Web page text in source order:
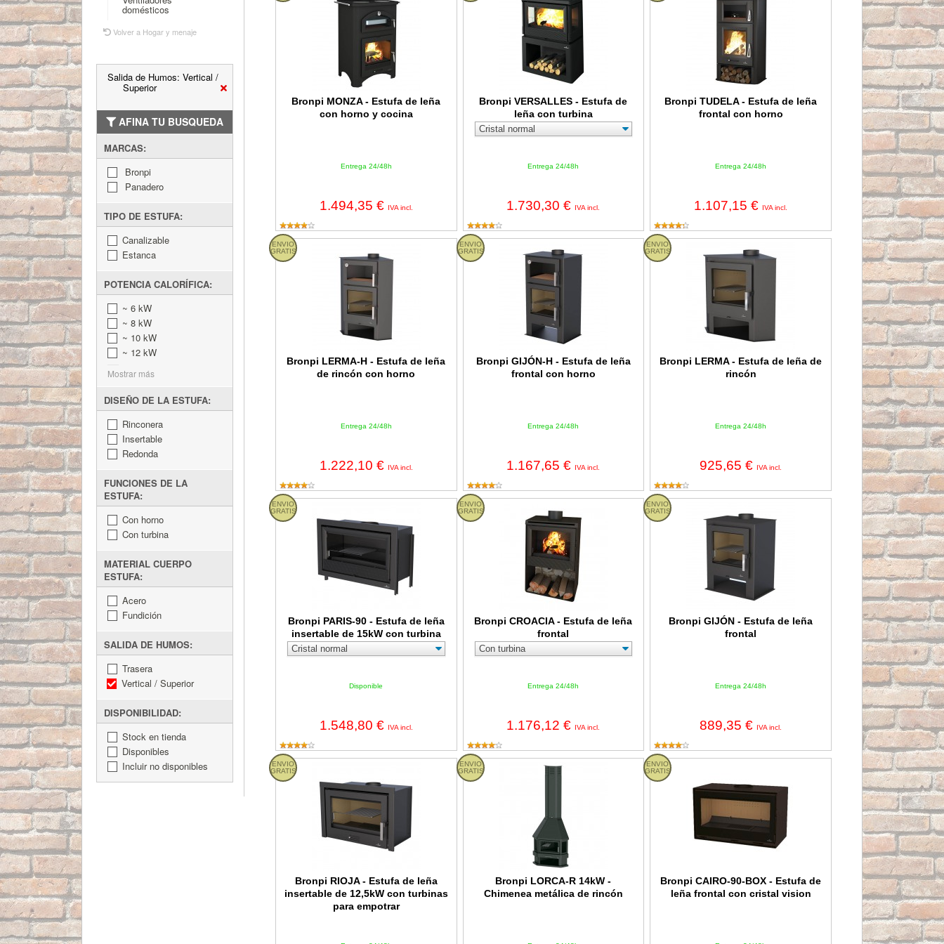
domésticos
Volver a Hogar y menaje
Salida de Humos: Vertical /
Superior
AFINA TU BUSQUEDA
MARCAS:
Bronpi
Panadero
TIPO DE ESTUFA:
Canalizable
Estanca
POTENCIA CALORÍFICA:
~ 6 kW
~ 8 kW
~ 10 kW
~ 12 kW
Mostrar más
DISEÑO DE LA ESTUFA:
Rinconera
Insertable
Redonda
FUNCIONES DE LA
ESTUFA:
Con horno
Con turbina
MATERIAL CUERPO
ESTUFA:
Acero
Fundición
SALIDA DE HUMOS:
Trasera
Vertical / Superior
DISPONIBILIDAD:
Stock en tienda
Disponibles
Incluir no disponibles
Bronpi MONZA - Estufa de leña
con horno y cocina
Entrega 24/48h
1.494,35 € IVA incl.
Bronpi VERSALLES - Estufa de
leña con turbina
Entrega 24/48h
1.730,30 € IVA incl.
Bronpi TUDELA - Estufa de leña
frontal con horno
Entrega 24/48h
1.107,15 € IVA incl.
ENVIO
GRATIS
Bronpi LERMA-H - Estufa de leña
de rincón con horno
Entrega 24/48h
1.222,10 € IVA incl.
Bronpi LERMA-H - Estufa de leña de rincón con horno
ENVIO
GRATIS
Bronpi GIJÓN-H - Estufa de leña
frontal con horno
Entrega 24/48h
1.167,65 € IVA incl.
Bronpi GIJÓN-H - Estufa de leña frontal con horno
ENVIO
GRATIS
Bronpi LERMA - Estufa de leña de
rincón
Entrega 24/48h
925,65 € IVA incl.
Bronpi LERMA - Estufa de leña de rincón
ENVIO
GRATIS
Bronpi PARIS-90 - Estufa de leña
insertable de 15kW con turbina
Disponible
1.548,80 € IVA incl.
Bronpi PARIS-90 - Estufa de leña insertable de 15kW con turbina
ENVIO
GRATIS
Bronpi CROACIA - Estufa de leña
frontal
Entrega 24/48h
1.176,12 € IVA incl.
Bronpi CROACIA - Estufa de leña frontalENVIO
GRATIS
Bronpi GIJÓN - Estufa de leña
frontal
Entrega 24/48h
889,35 € IVA incl.
Bronpi GIJÓN - Estufa de leña frontal
ENVIO
GRATIS
Bronpi RIOJA - Estufa de leña
insertable de 12,5kW con turbinas
para empotrar
Bronpi RIOJA - Estufa de leña insertable de 12,5kW con turbinas para empotrar
ENVIO
GRATIS
Bronpi LORCA-R 14kW -
Chimenea metálica de rincón
Bronpi LORCA-R 14kW - Chimenea metálica de rincón
ENVIO
GRATIS
Bronpi CAIRO-90-BOX - Estufa de
leña frontal con cristal vision
Bronpi CAIRO-90-BOX - Estufa de leña frontal con cristal vision